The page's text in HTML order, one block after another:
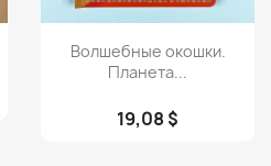
Просмотр
Волшебные окошки.
Планета...
19,08 $